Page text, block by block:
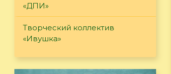
«ДПИ»
Творческий коллектив
«Ивушка»